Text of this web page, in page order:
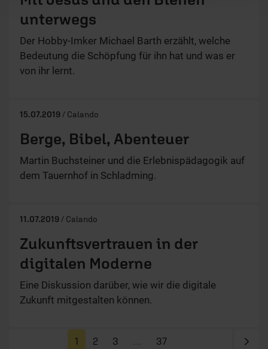
unterwegs
Der Hobby-Imker Michael Barth erzählt, welche
Bedeutung die Schöpfung für ihn hat und was er
von ihr lernt.
15.07.2019 / Calando
Berge, Bibel, Abenteuer
Martin Buchsteiner und die Erlebnispädagogik auf
dem Tauernhof in Schladming.
11.07.2019 / Calando
Zukunftsvertrauen in der
digitalen Moderne
Eine Diskussion darüber, wie wir die digitale
Zukunft mitgestalten können.
1 2 3 … 37